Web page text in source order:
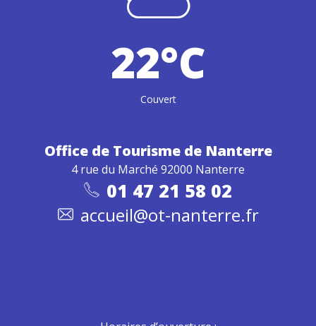
22°C
Couvert
Office de Tourisme de Nanterre
4 rue du Marché 92000 Nanterre
01 47 21 58 02
accueil@ot-nanterre.fr